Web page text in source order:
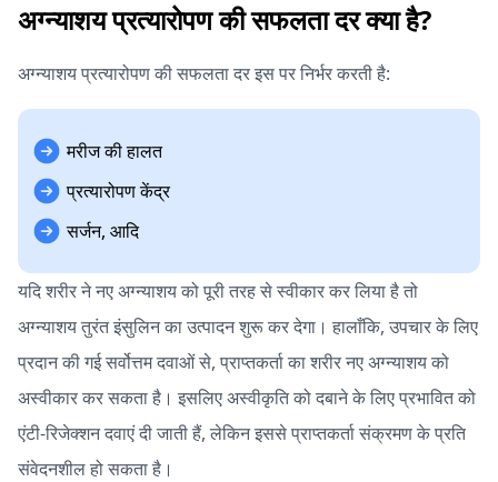
अग्न्याशय प्रत्यारोपण की सफलता दर क्या है?
अग्न्याशय प्रत्यारोपण की सफलता दर इस पर निर्भर करती है:
मरीज की हालत
प्रत्यारोपण केंद्र
सर्जन, आदि
यदि शरीर ने नए अग्न्याशय को पूरी तरह से स्वीकार कर लिया है तो
अग्न्याशय तुरंत इंसुलिन का उत्पादन शुरू कर देगा। हालाँकि, उपचार के लिए
प्रदान की गई सर्वोत्तम दवाओं से, प्राप्तकर्ता का शरीर नए अग्न्याशय को
अस्वीकार कर सकता है। इसलिए अस्वीकृति को दबाने के लिए प्रभावित को
एंटी-रिजेक्शन दवाएं दी जाती हैं, लेकिन इससे प्राप्तकर्ता संक्रमण के प्रति
संवेदनशील हो सकता है।